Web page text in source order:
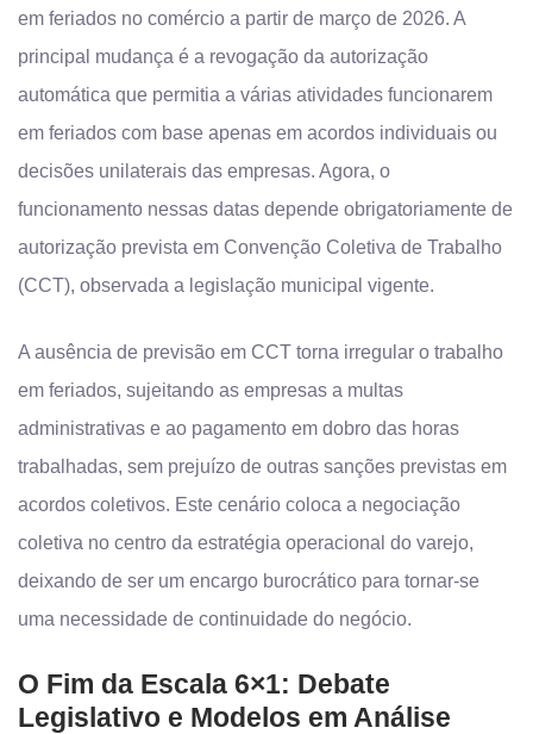
em feriados no comércio a partir de março de 2026. A
principal mudança é a revogação da autorização
automática que permitia a várias atividades funcionarem
em feriados com base apenas em acordos individuais ou
decisões unilaterais das empresas. Agora, o
funcionamento nessas datas depende obrigatoriamente de
autorização prevista em Convenção Coletiva de Trabalho
(CCT), observada a legislação municipal vigente.
A ausência de previsão em CCT torna irregular o trabalho
em feriados, sujeitando as empresas a multas
administrativas e ao pagamento em dobro das horas
trabalhadas, sem prejuízo de outras sanções previstas em
acordos coletivos. Este cenário coloca a negociação
coletiva no centro da estratégia operacional do varejo,
deixando de ser um encargo burocrático para tornar-se
uma necessidade de continuidade do negócio.
O Fim da Escala 6×1: Debate
Legislativo e Modelos em Análise